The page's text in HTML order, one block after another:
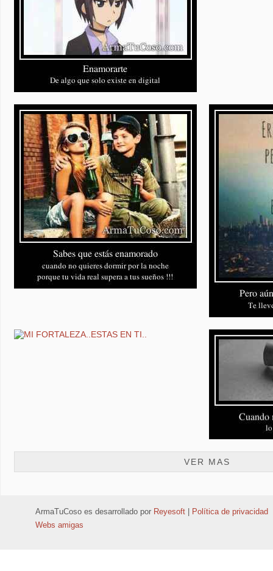
VER MAS
ArmaTuCoso es desarrollado por Reyesoft
Política de privacidad
Webs amigas